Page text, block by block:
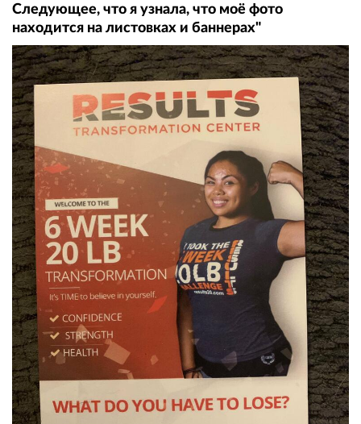
Следующее, что я узнала, что моё фото
находится на листовках и баннерах"